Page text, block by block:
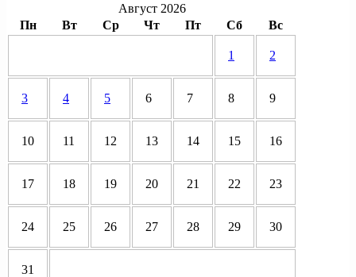
Август 2026
Пн
Вт Ср Чт Пт Сб Вс
1 2
3 4 5 6 7 8 9
10 11 12 13 14 15 16
17 18 19 20 21 22 23
24 25 26 27 28 29 30
31